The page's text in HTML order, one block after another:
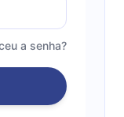
a senha?